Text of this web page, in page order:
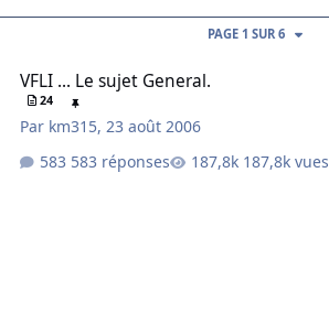
PAGE 1 SUR 6
VFLI ... Le sujet General.
24
Par km315,23 août 2006
583 réponses
187,8k vues